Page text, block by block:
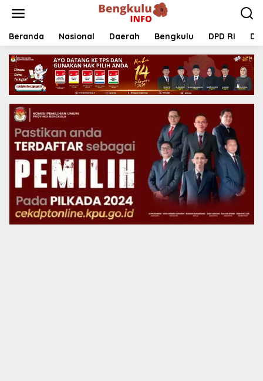
Beranda Nasional Daerah Bengkulu DPD RI